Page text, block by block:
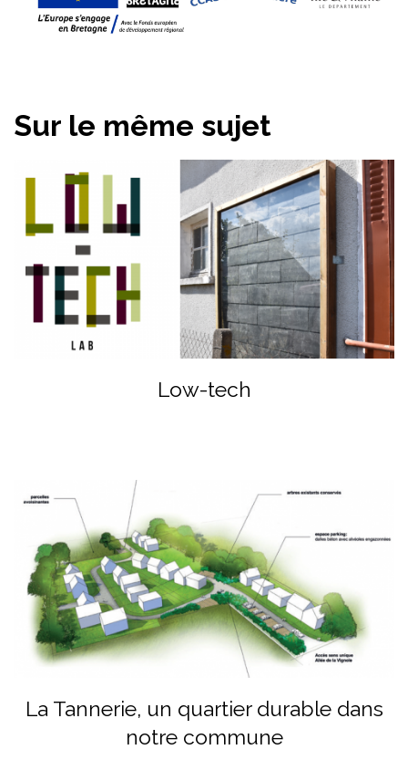
Sur le même sujet
Low-tech
La Tannerie, un quartier durable dans
notre commune